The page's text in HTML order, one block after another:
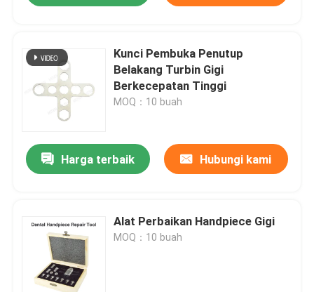
Kunci Pembuka Penutup
Belakang Turbin Gigi
Berkecepatan Tinggi
MOQ：10 buah
Harga terbaik Hubungi kami
Alat Perbaikan Handpiece Gigi
MOQ：10 buah